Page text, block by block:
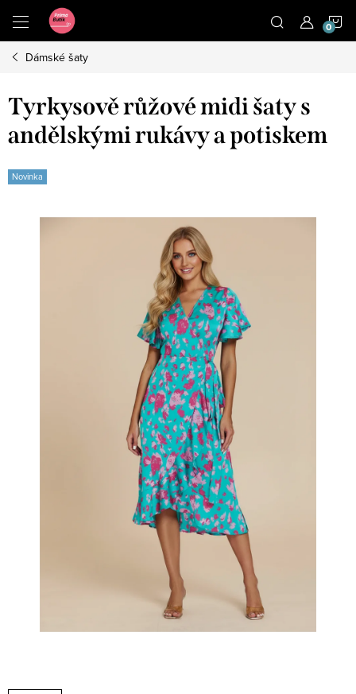
obsah
Dámské šaty
Tyrkysově růžové midi šaty s
andělskými rukávy a potiskem
Novinka